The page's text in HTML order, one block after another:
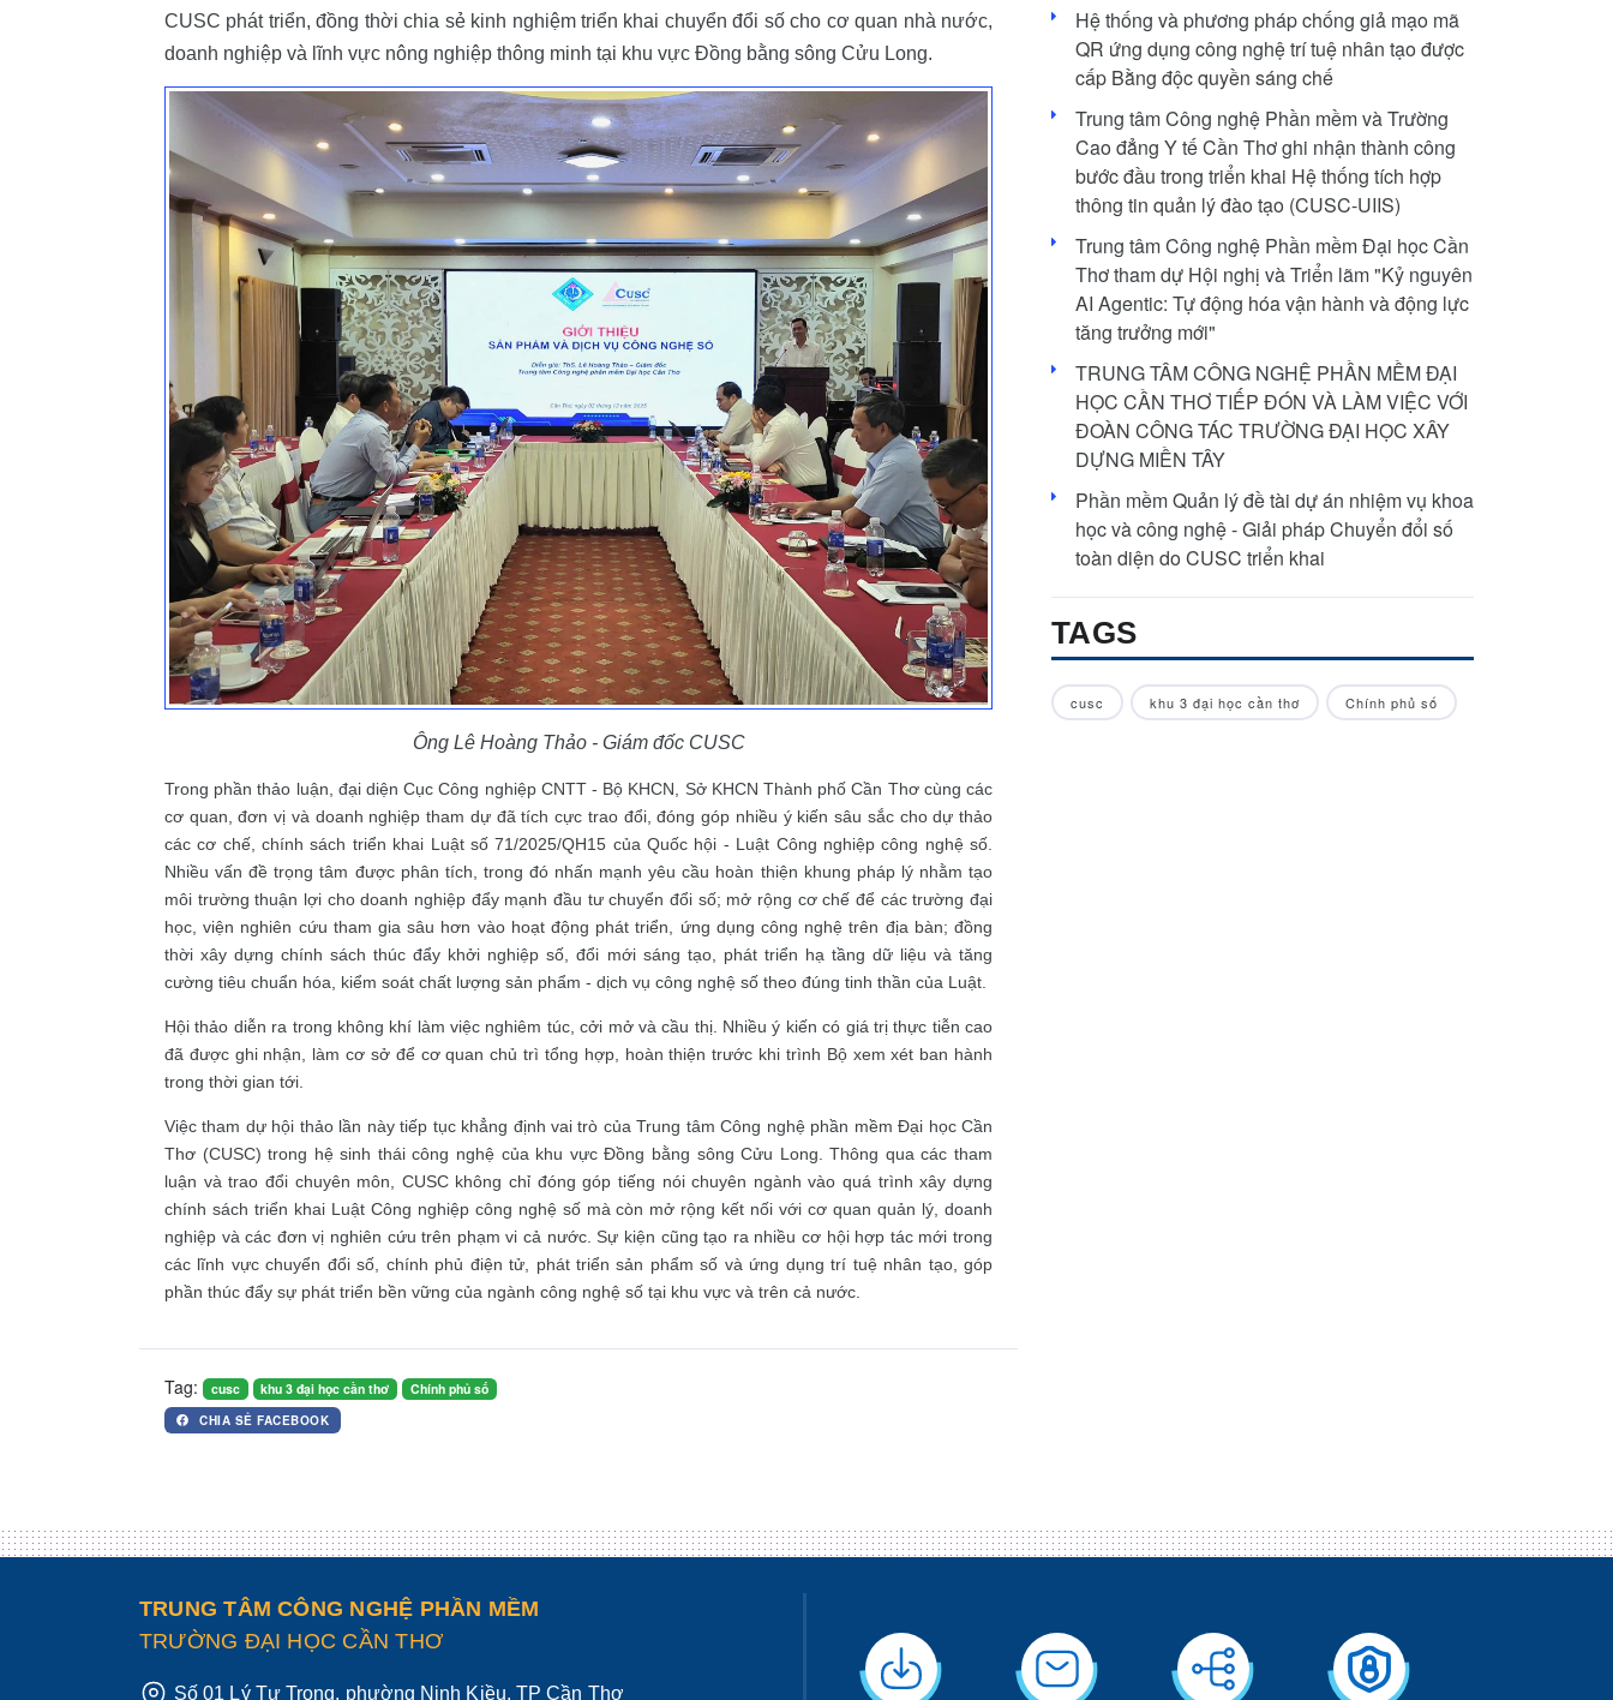
An toàn an ninh thông tin (Hacker mũ trắng)
Thiết kế Web và lập trình Front-end
Kiểm thử phần mềm chuyên nghiệp
Phát triển ứng dụng di động đa nền tảng với Flutter
Thiết kế đồ họa cho quảng cáo
Nhiếp ảnh số và xử lý ảnh hậu kỳ
Đào tạo tin học trẻ - STEAM
Các khóa tập huấn Quản trị mạng, An toàn và an ninh thông tin
Các khóa tập huấn Công nghệ thông tin về Chuyển đổi số
Các khóa tập huấn CNTT, đổi mới phương pháp dạy và học
Giải thưởng
Chức năng và nhiệm vụ
Sứ mệnh - Tầm nhìn
Tổ chức và Nhân sự
Giải thưởng
CUSC phát triển, đồng thời chia sẻ kinh nghiệm triển khai chuyển đổi số cho cơ quan nhà nước,
doanh nghiệp và lĩnh vực nông nghiệp thông minh tại khu vực Đồng bằng sông Cửu Long.
Ông Lê Hoàng Thảo - Giám đốc CUSC
Trong phần thảo luận, đại diện Cục Công nghiệp CNTT - Bộ KHCN, Sở KHCN Thành phố Cần Thơ cùng các
cơ quan, đơn vị và doanh nghiệp tham dự đã tích cực trao đổi, đóng góp nhiều ý kiến sâu sắc cho dự thảo
các cơ chế, chính sách triển khai Luật số 71/2025/QH15 của Quốc hội - Luật Công nghiệp công nghệ số.
Nhiều vấn đề trọng tâm được phân tích, trong đó nhấn mạnh yêu cầu hoàn thiện khung pháp lý nhằm tạo
môi trường thuận lợi cho doanh nghiệp đẩy mạnh đầu tư chuyển đổi số; mở rộng cơ chế để các trường đại
học, viện nghiên cứu tham gia sâu hơn vào hoạt động phát triển, ứng dụng công nghệ trên địa bàn; đồng
thời xây dựng chính sách thúc đẩy khởi nghiệp số, đổi mới sáng tạo, phát triển hạ tầng dữ liệu và tăng
cường tiêu chuẩn hóa, kiểm soát chất lượng sản phẩm - dịch vụ công nghệ số theo đúng tinh thần của Luật.
Hội thảo diễn ra trong không khí làm việc nghiêm túc, cởi mở và cầu thị. Nhiều ý kiến có giá trị thực tiễn cao
đã được ghi nhận, làm cơ sở để cơ quan chủ trì tổng hợp, hoàn thiện trước khi trình Bộ xem xét ban hành
trong thời gian tới.
Việc tham dự hội thảo lần này tiếp tục khẳng định vai trò của Trung tâm Công nghệ phần mềm Đại học Cần
Thơ (CUSC) trong hệ sinh thái công nghệ của khu vực Đồng bằng sông Cửu Long. Thông qua các tham
luận và trao đổi chuyên môn, CUSC không chỉ đóng góp tiếng nói chuyên ngành vào quá trình xây dựng
chính sách triển khai Luật Công nghiệp công nghệ số mà còn mở rộng kết nối với cơ quan quản lý, doanh
nghiệp và các đơn vị nghiên cứu trên phạm vi cả nước. Sự kiện cũng tạo ra nhiều cơ hội hợp tác mới trong
các lĩnh vực chuyển đổi số, chính phủ điện tử, phát triển sản phẩm số và ứng dụng trí tuệ nhân tạo, góp
phần thúc đẩy sự phát triển bền vững của ngành công nghệ số tại khu vực và trên cả nước.
Tag: cusc khu 3 đại học cần thơ Chính phủ số
CHIA SẺ FACEBOOK
Hệ thống và phương pháp chống giả mạo mã
QR ứng dụng công nghệ trí tuệ nhân tạo được
cấp Bằng độc quyền sáng chế
Trung tâm Công nghệ Phần mềm và Trường
Cao đẳng Y tế Cần Thơ ghi nhận thành công
bước đầu trong triển khai Hệ thống tích hợp
thông tin quản lý đào tạo (CUSC-UIIS)
Trung tâm Công nghệ Phần mềm Đại học Cần
Thơ tham dự Hội nghị và Triển lãm "Kỷ nguyên
AI Agentic: Tự động hóa vận hành và động lực
tăng trưởng mới"
TRUNG TÂM CÔNG NGHỆ PHẦN MỀM ĐẠI
HỌC CẦN THƠ TIẾP ĐÓN VÀ LÀM VIỆC VỚI
ĐOÀN CÔNG TÁC TRƯỜNG ĐẠI HỌC XÂY
DỰNG MIỀN TÂY
Phần mềm Quản lý đề tài dự án nhiệm vụ khoa
học và công nghệ - Giải pháp Chuyển đổi số
toàn diện do CUSC triển khai
TAGS
cusc khu 3 đại học cần thơ Chính phủ số
TRUNG TÂM CÔNG NGHỆ PHẦN MỀM
TRƯỜNG ĐẠI HỌC CẦN THƠ
Số 01 Lý Tự Trọng, phường Ninh Kiều, TP Cần Thơ